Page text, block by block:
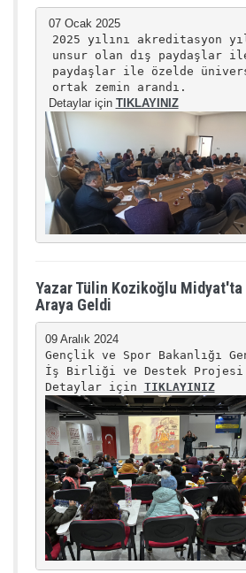
07 Ocak 2025
2025 yılını akreditasyon
unsur olan dış paydaşlar
paydaşlar ile özelde
Detaylar için TIKLAYINIZ
Yazar Tülin Kozikoğlu
Araya Geldi
09 Aralık 2024
Gençlik ve Spor Bakanlığı
İş Birliği ve Destek Projesi
Detaylar için TIKLAYINIZ